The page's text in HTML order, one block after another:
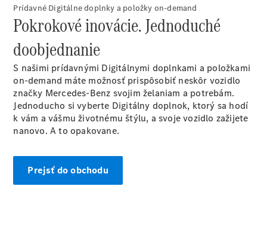
SUV
Elektromobil
Mercedes-
EQS SUV
Elektromobil
GLA
GLA
Novinka
GLA Novinka Elektromobil
GLB Elektromobil
GLB
GLC
Elektromobil
GLC
GLE kupé
GLS
Prídavné Digitálne doplnky a položky on-demand
Pokrokové inovácie. Jednoduché
doobjednanie
S našimi prídavnými Digitálnymi doplnkami a položkami
on-demand máte možnosť prispôsobiť neskôr vozidlo
značky Mercedes-Benz svojim želaniam a potrebám.
Jednoducho si vyberte Digitálny doplnok, ktorý sa hodí
k vám a vášmu životnému štýlu, a svoje vozidlo zažijete
nanovo. A to opakovane.
Prejsť do obchodu